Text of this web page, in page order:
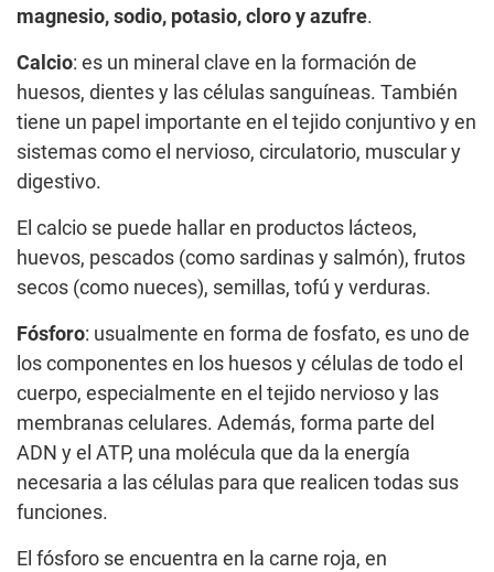
magnesio, sodio, potasio, cloro y azufre.
Calcio: es un mineral clave en la formación de
huesos, dientes y las células sanguíneas. También
tiene un papel importante en el tejido conjuntivo y en
sistemas como el nervioso, circulatorio, muscular y
digestivo.
El calcio se puede hallar en productos lácteos,
huevos, pescados (como sardinas y salmón), frutos
secos (como nueces), semillas, tofú y verduras.
Fósforo: usualmente en forma de fosfato, es uno de
los componentes en los huesos y células de todo el
cuerpo, especialmente en el tejido nervioso y las
membranas celulares. Además, forma parte del
ADN y el ATP, una molécula que da la energía
necesaria a las células para que realicen todas sus
funciones.
El fósforo se encuentra en la carne roja, en